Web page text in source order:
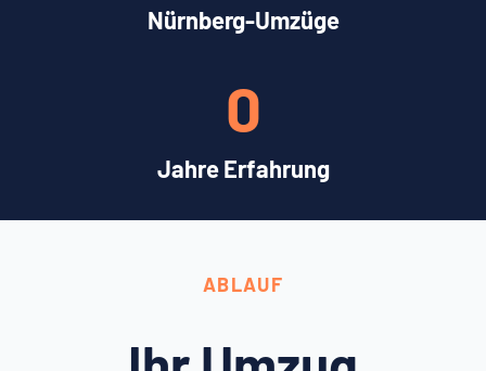
Nürnberg-Umzüge
Jahre Erfahrung
0
ABLAUF